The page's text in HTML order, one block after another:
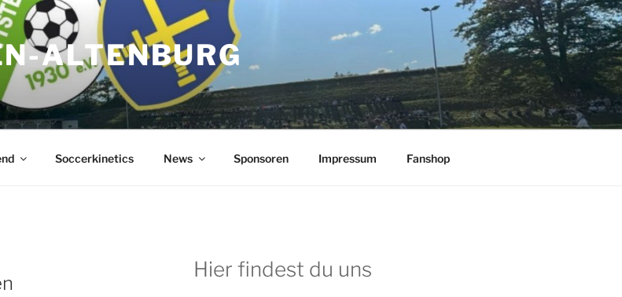
ALTENBURG
Soccerkinetics News Sponsoren Impressum Fanshop
Hier findest du uns